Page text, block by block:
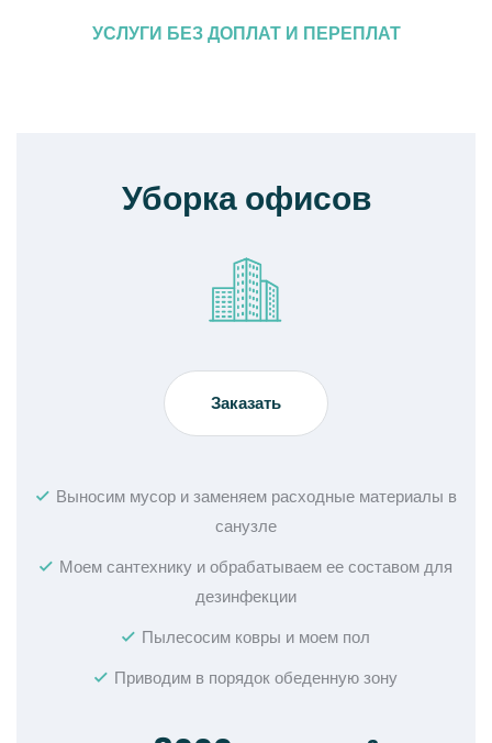
УСЛУГИ БЕЗ ДОПЛАТ И ПЕРЕПЛАТ
Уборка офисов
Заказать
Выносим мусор и заменяем расходные материалы в
санузле
Моем сантехнику и обрабатываем ее составом для
дезинфекции
Пылесосим ковры и моем пол
Приводим в порядок обеденную зону